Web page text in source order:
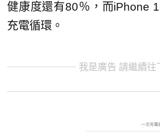
健康度還有80％，而iPhone
充電循環。
我是廣告 請繼續往